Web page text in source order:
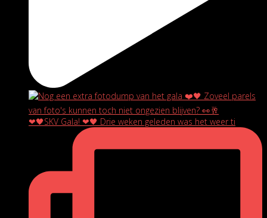
❤🖤SKV Gala! ❤🖤 Drie weken geleden was het weer ti